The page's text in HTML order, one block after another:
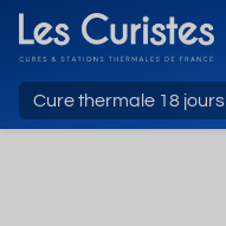
Cure thermale 18 jours